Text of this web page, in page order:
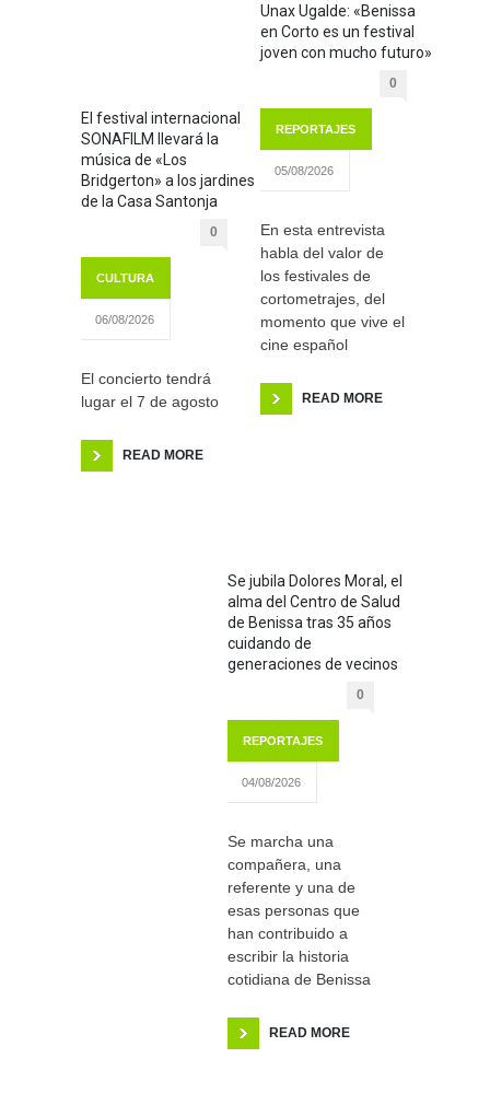
El festival internacional
SONAFILM llevará la
música de «Los
Bridgerton» a los jardines
de la Casa Santonja
0
CULTURA
06/08/2026
El concierto tendrá
lugar el 7 de agosto
READ MORE
Unax Ugalde: «Benissa
en Corto es un festival
joven con mucho futuro»
0
REPORTAJES
05/08/2026
En esta entrevista
habla del valor de
los festivales de
cortometrajes, del
momento que vive el
cine español
READ MORE
Se jubila Dolores Moral, el
alma del Centro de Salud
de Benissa tras 35 años
cuidando de
generaciones de vecinos
0
REPORTAJES
04/08/2026
Se marcha una
compañera, una
referente y una de
esas personas que
han contribuido a
escribir la historia
cotidiana de Benissa
READ MORE